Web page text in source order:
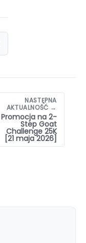
NASTĘPNA
AKTUALNOŚĆ →
Promocja na 2-
Step Goat
Challenge 25K
[21 maja 2026]